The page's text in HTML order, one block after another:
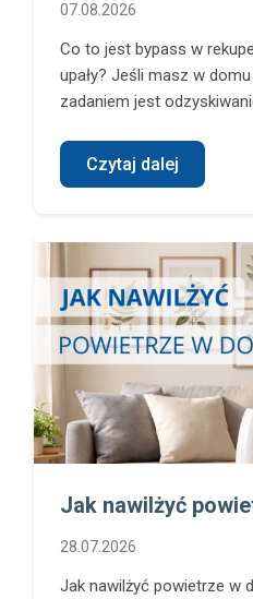
07.08.2026
Co to jest bypass w
upały? Jeśli masz w
zadaniem jest
Czytaj dalej
Jak nawilżyć
28.07.2026
Jak nawilżyć powietrze w